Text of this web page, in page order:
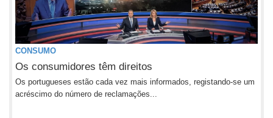
CONSUMO
Os consumidores têm direitos
Os portugueses estão cada vez mais informados, registando-se um
acréscimo do número de reclamações...